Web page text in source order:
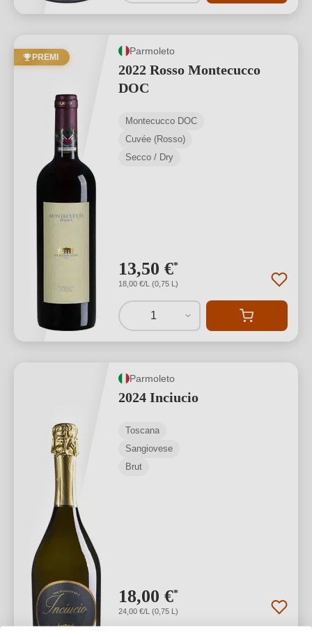
PREMI
Parmoleto
2022 Rosso Montecucco
DOC
Montecucco DOC
Cuvée (Rosso)
Secco / Dry
13,50 €*
18,00 €/L (0,75 L)
1
Parmoleto
2024 Inciucio
Toscana
Sangiovese
Brut
18,00 €*
24,00 €/L (0,75 L)